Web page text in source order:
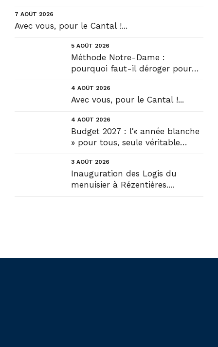
7 AOÛT 2026
Avec vous, pour le Cantal !...
5 AOÛT 2026
Méthode Notre-Dame :
pourquoi faut-il déroger pour
4 AOÛT 2026
Avec vous, pour le Cantal !...
4 AOÛT 2026
Budget 2027 : l'« année blanche
» pour tous, seule véritable
3 AOÛT 2026
Inauguration des Logis du
menuisier à Rézentières....